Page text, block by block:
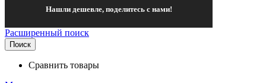
Нашли дешевле, поделитесь с нами!
Расширенный поиск
Поиск
Сравнить товары